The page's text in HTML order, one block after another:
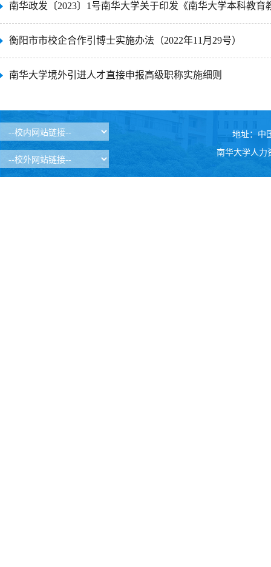
南华政发〔2023〕1号南华大学关于印发《南华大学本科教育
衡阳市市校企合作引博士实施办法（2022年11月29号）
南华大学境外引进人才直接申报高级职称实施细则
地址：中
南华大学人